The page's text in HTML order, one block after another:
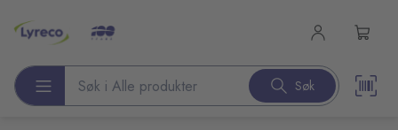
Søk etter produkter Søk